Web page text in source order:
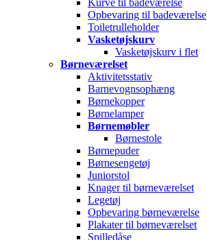
Kurve til badeværelse
Opbevaring til badeværelse
Toiletrulleholder
Vasketøjskurv
Vasketøjskurv i flet
Børneværelset
Aktivitetsstativ
Barnevognsophæng
Børnekopper
Børnelamper
Børnemøbler
Børnestole
Børnepuder
Børnesengetøj
Juniorstol
Knager til børneværelset
Legetøj
Opbevaring børneværelse
Plakater til børneværelset
Spilledåse